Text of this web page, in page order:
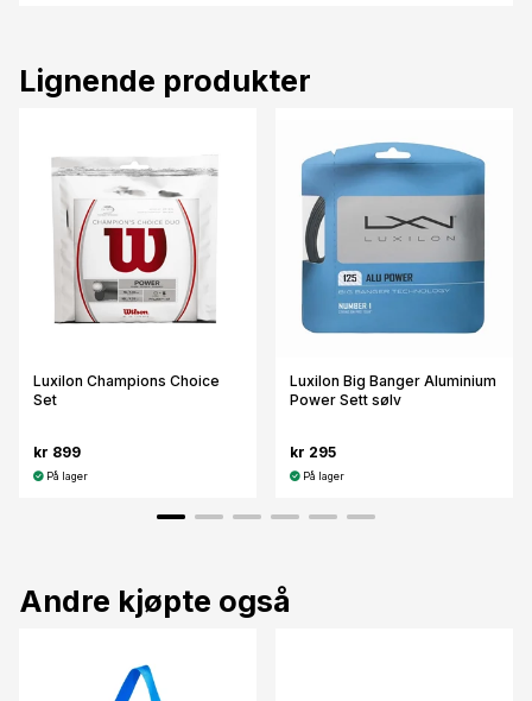
Lignende produkter
Luxilon Champions Choice
Set
kr 899
På lager
Luxilon Big Banger Aluminium
Power Sett sølv
kr 295
På lager
Andre kjøpte også